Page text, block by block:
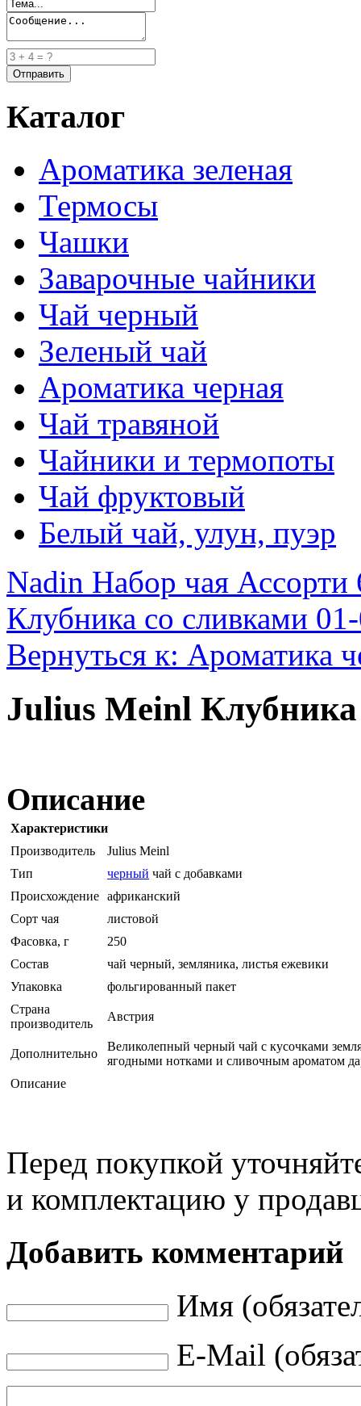
Каталог
Ароматика зеленая
Термосы
Чашки
Заварочные чайники
Чай черный
Зеленый чай
Ароматика черная
Чай травяной
Чайники и термопоты
Чай фруктовый
Белый чай, улун, пуэр
Nadin Набор чая
Клубника со сливками
Вернуться к: Ароматика
Julius Meinl
Описание
Характеристики
Производитель
Julius Meinl
Тип
черный чай с добавками
Происхождение африканский
Сорт чая
листовой
Фасовка, г
250
Состав
чай черный, земляника, листья ежевики
Упаковка
фольгированный пакет
Страна
производитель
Австрия
Дополнительно
Великолепный черный чай с кусочками
ягодными нотками и сливочным ароматом
Описание
Перед покупкой
и комплектацию у
Добавить комментарий
Имя
E-Mail